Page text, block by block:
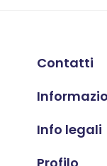
Contatti
Info legali